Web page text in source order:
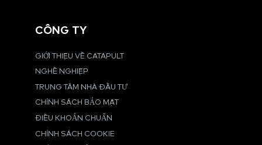
CÔNG TY
GIỚI THIỆU VỀ CATAPULT
NGHỀ NGHIỆP
TRUNG TÂM NHÀ ĐẦU TƯ
CHÍNH SÁCH BẢO MẬT
ĐIỀU KHOẢN CHUẨN
CHÍNH SÁCH COOKIE